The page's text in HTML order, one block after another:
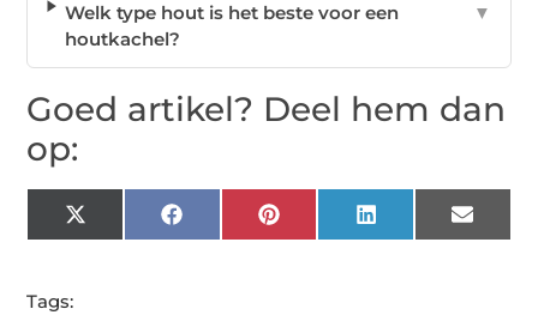
Welk type hout is het beste voor een
houtkachel?
▼
Goed artikel? Deel hem dan
op:
X
(Twitter)
Facebook Pinterest LinkedIn Email
Tags: